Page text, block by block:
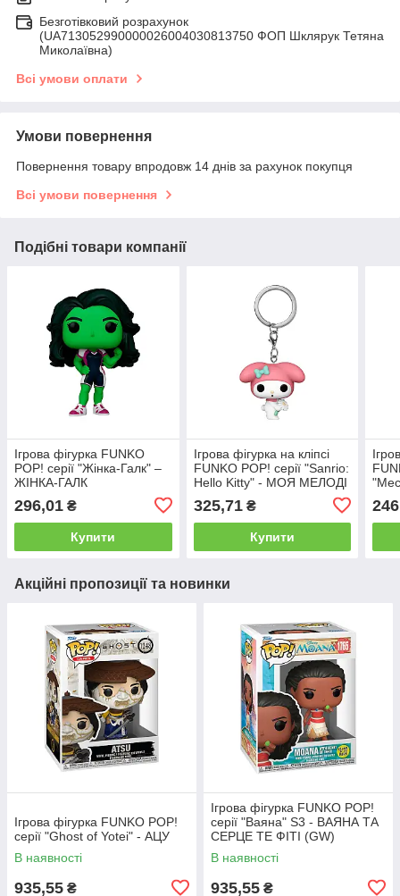
Безготівковий розрахунок
(UA713052990000026004030813750 ФОП Шклярук Тетяна
Миколаївна)
Всі умови оплати
Умови повернення
Повернення товару впродовж 14 днів за рахунок покупця
Всі умови повернення
Подібні товари компанії
Ігрова фігурка FUNKO
POP! серії "Жінка-Галк" –
ЖІНКА-ГАЛК
296,01 ₴
Купити
Ігрова фігурка на кліпсі
FUNKO POP! серії "Sanrio:
Hello Kitty" - МОЯ МЕЛОДІ
325,71₴
Купити
Акційні пропозиції та новинки
Ігрова фігурка FUNKO POP!
серії "Ghost of Yotei" - АЦУ
В наявності
935,55 ₴
Ігрова фігурка FUNKO POP!
серії "Ваяна" S3 - ВАЯНА ТА
СЕРЦЕ ТЕ ФІТІ (GW)
В наявності
935,55 ₴